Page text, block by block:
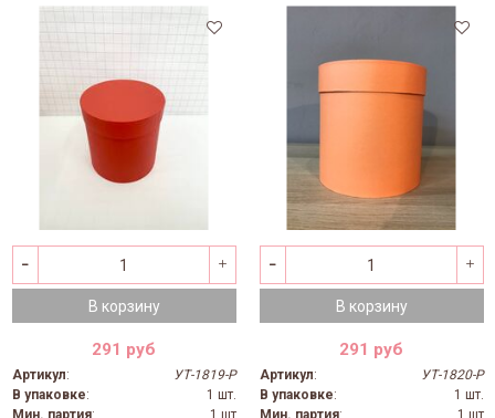
В корзину
291 руб
Артикул:
УТ-1819-Р
В упаковке:
1 шт.
Мин. партия: 1 шт
В корзину
291 руб
Артикул:
УТ-1820-Р
В упаковке:
1 шт.
Мин. партия: 1 шт